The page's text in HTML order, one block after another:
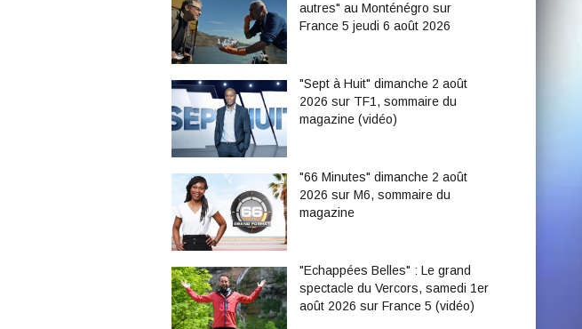
autres" au Monténégro sur
France 5 jeudi 6 août 2026
"Sept à Huit" dimanche 2 août
2026 sur TF1, sommaire du
magazine (vidéo)
"66 Minutes" dimanche 2 août
2026 sur M6, sommaire du
magazine
"Echappées Belles" : Le grand
spectacle du Vercors, samedi 1er
août 2026 sur France 5 (vidéo)